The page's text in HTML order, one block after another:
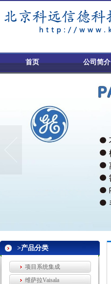
首页 公司简介
>产品分类
项目系统集成
维萨拉Vaisala